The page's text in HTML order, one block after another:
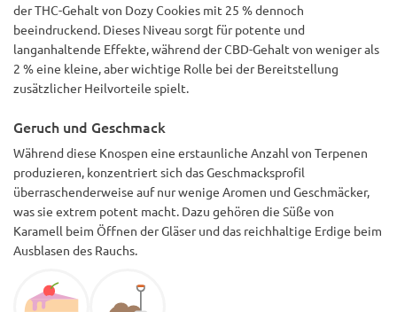
der THC-Gehalt von Dozy Cookies mit 25 % dennoch
beeindruckend. Dieses Niveau sorgt für potente und
langanhaltende Effekte, während der CBD-Gehalt von weniger als
2 % eine kleine, aber wichtige Rolle bei der Bereitstellung
zusätzlicher Heilvorteile spielt.
Geruch und Geschmack
Während diese Knospen eine erstaunliche Anzahl von Terpenen
produzieren, konzentriert sich das Geschmacksprofil
überraschenderweise auf nur wenige Aromen und Geschmäcker,
was sie extrem potent macht. Dazu gehören die Süße von
Karamell beim Öffnen der Gläser und das reichhaltige Erdige beim
Ausblasen des Rauchs.